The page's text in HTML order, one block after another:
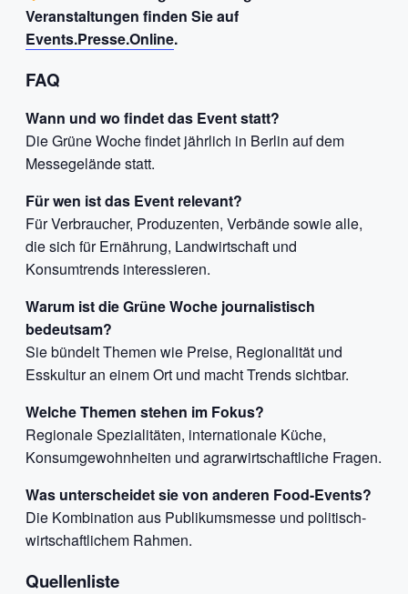
Veranstaltungen finden Sie auf
Events.Presse.Online.
FAQ
Wann und wo findet das Event statt?
Die Grüne Woche findet jährlich in Berlin auf dem
Messegelände statt.
Für wen ist das Event relevant?
Für Verbraucher, Produzenten, Verbände sowie alle,
die sich für Ernährung, Landwirtschaft und
Konsumtrends interessieren.
Warum ist die Grüne Woche journalistisch
bedeutsam?
Sie bündelt Themen wie Preise, Regionalität und
Esskultur an einem Ort und macht Trends sichtbar.
Welche Themen stehen im Fokus?
Regionale Spezialitäten, internationale Küche,
Konsumgewohnheiten und agrarwirtschaftliche Fragen.
Was unterscheidet sie von anderen Food-Events?
Die Kombination aus Publikumsmesse und politisch-
wirtschaftlichem Rahmen.
Quellenliste